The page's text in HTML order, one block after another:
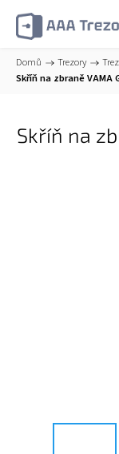
Domů / Trezory /
Skříň na zbraně VAMA
Skříň na